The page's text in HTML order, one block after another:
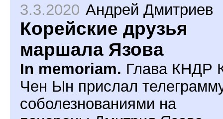
3.3.2020 Андрей Дмитриев
Корейские друзья
маршала Язова
In memoriam. Глава КНДР
Чен Ын прислал
соболезнованиями на